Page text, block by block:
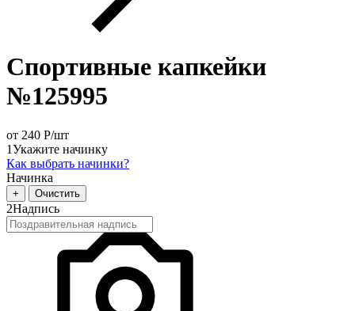
Спортивные капкейки
№125995
от 240 Р/шт
1Укажите начинку
Как выбрать начинки?
Начинка
+ Очистить
2Надпись